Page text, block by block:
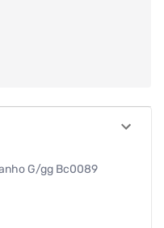
G/gg Bc0089